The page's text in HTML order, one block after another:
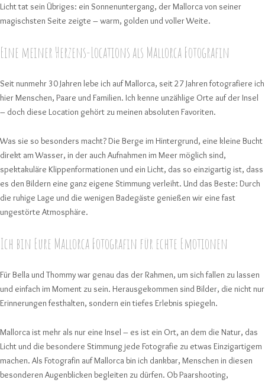
Licht tat sein Übriges: ein Sonnenuntergang, der Mallorca von seiner
magischsten Seite zeigte – warm, golden und voller Weite.
Eine meiner Herzens-Locations als Mallorca Fotografin
Seit nunmehr 30 Jahren lebe ich auf Mallorca, seit 27 Jahren fotografiere ich
hier Menschen, Paare und Familien. Ich kenne unzählige Orte auf der Insel
– doch diese Location gehört zu meinen absoluten Favoriten.
Was sie so besonders macht? Die Berge im Hintergrund, eine kleine Bucht
direkt am Wasser, in der auch Aufnahmen im Meer möglich sind,
spektakuläre Klippenformationen und ein Licht, das so einzigartig ist, dass
es den Bildern eine ganz eigene Stimmung verleiht. Und das Beste: Durch
die ruhige Lage und die wenigen Badegäste genießen wir eine fast
ungestörte Atmosphäre.
Ich bin Eure Mallorca Fotografin für echte Emotionen
Für Bella und Thommy war genau das der Rahmen, um sich fallen zu lassen
und einfach im Moment zu sein. Herausgekommen sind Bilder, die nicht nur
Erinnerungen festhalten, sondern ein tiefes Erlebnis spiegeln.
Mallorca ist mehr als nur eine Insel – es ist ein Ort, an dem die Natur, das
Licht und die besondere Stimmung jede Fotografie zu etwas Einzigartigem
machen. Als Fotografin auf Mallorca bin ich dankbar, Menschen in diesen
besonderen Augenblicken begleiten zu dürfen. Ob Paarshooting,